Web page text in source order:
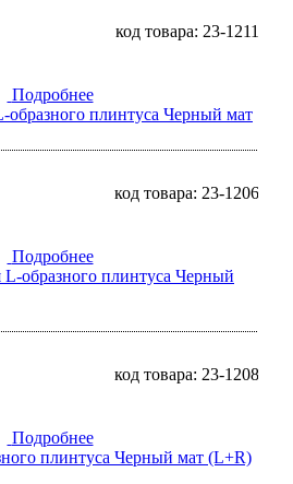
код товара: 23-1211
Подробнее
плинтуса Черный мат
код товара: 23-1206
Подробнее
образного плинтуса Черный
код товара: 23-1208
Подробнее
плинтуса Черный мат (L+R)